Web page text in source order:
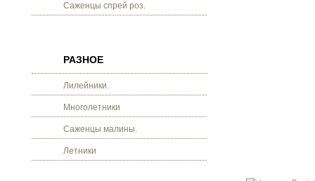
Саженцы спрей роз.
РАЗНОЕ
Лилейники.
Многолетники
Саженцы малины.
Летники